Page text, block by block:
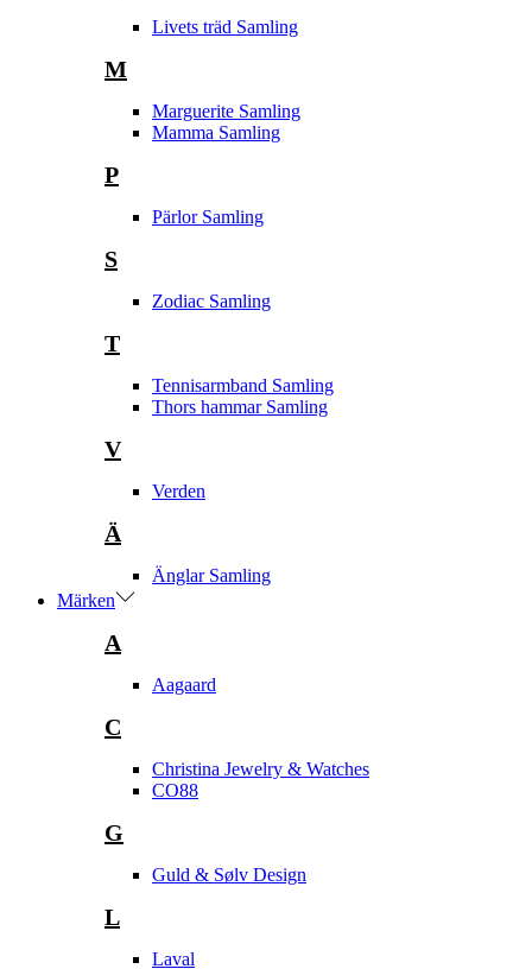
Livets träd Samling
M
Marguerite Samling
Mamma Samling
P
Pärlor Samling
S
Zodiac Samling
T
Tennisarmband Samling
Thors hammar Samling
V
Verden
Ä
Änglar Samling
Märken
A
Aagaard
C
Christina Jewelry & Watches
CO88
G
Guld & Sølv Design
L
Laval